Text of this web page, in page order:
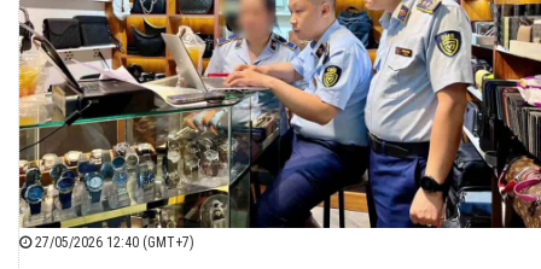
27/05/2026 12:40 (GMT+7)